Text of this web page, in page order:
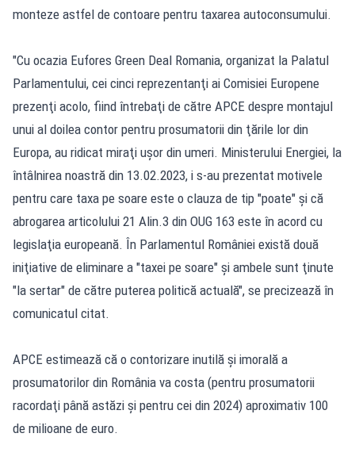
monteze astfel de contoare pentru taxarea autoconsumului.
"Cu ocazia Eufores Green Deal Romania, organizat la Palatul
Parlamentului, cei cinci reprezentanţi ai Comisiei Europene
prezenţi acolo, fiind întrebaţi de către APCE despre montajul
unui al doilea contor pentru prosumatorii din ţările lor din
Europa, au ridicat miraţi uşor din umeri. Ministerului Energiei, la
întâlnirea noastră din 13.02.2023, i s-au prezentat motivele
pentru care taxa pe soare este o clauza de tip "poate" şi că
abrogarea articolului 21 Alin.3 din OUG 163 este în acord cu
legislaţia europeană. În Parlamentul României există două
iniţiative de eliminare a "taxei pe soare" şi ambele sunt ţinute
"la sertar" de către puterea politică actuală", se precizează în
comunicatul citat.
APCE estimează că o contorizare inutilă şi imorală a
prosumatorilor din România va costa (pentru prosumatorii
racordaţi până astăzi şi pentru cei din 2024) aproximativ 100
de milioane de euro.